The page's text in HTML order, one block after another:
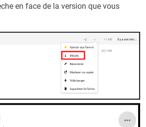
en face de la version que vous